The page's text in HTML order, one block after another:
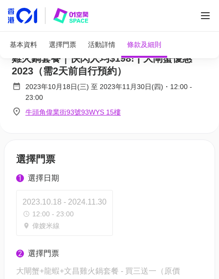
基本資料 選擇門票 活動詳情 條款及細則
限時買三送一 | 偉嫂米線 | 大閘蟹+龍蝦+文昌
雞火鍋套餐｜快閃人均$198! | 大閘蟹優惠
2023（需2天前自行預約）
2023年10月18日(三) 至 2023年11月30日(四) ・ 12:00 -
23:00
牛頭角偉業街93號93WYS 15樓
選擇門票
1 選擇日期
2023.10.18 - 2024.11.30
12:00 - 23:00
偉嫂米線
2 選擇門票
大閘蟹+龍蝦+文昌雞火鍋套餐 - 買三送一（原價